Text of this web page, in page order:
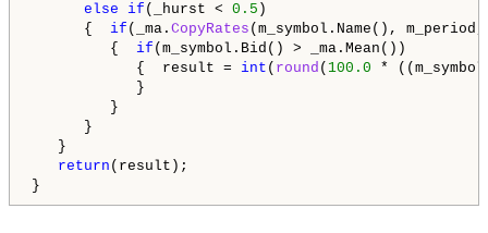
else
if (_hurst < 0.5 )
{ if (_ma. CopyRates (m_symbol.Name(),
{ if (m_symbol.Bid() > _ma.Mean())
{  result = int ( round ( 100.0 *
}
}
}
}
return (result);
}